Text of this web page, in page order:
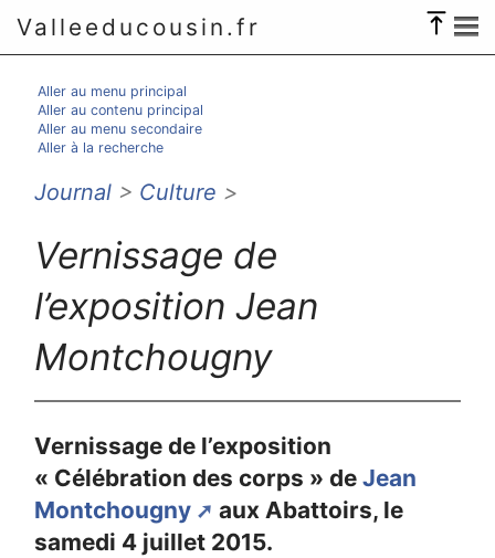
Valleeducousin.fr
Aller au menu principal
Aller au contenu principal
Aller au menu secondaire
Aller à la recherche
Journal > Culture >
Vernissage de
l’exposition Jean
Montchougny
Vernissage de l’exposition
« Célébration des corps » deJean
Montchougny
aux Abattoirs, le
samedi 4 juillet 2015.